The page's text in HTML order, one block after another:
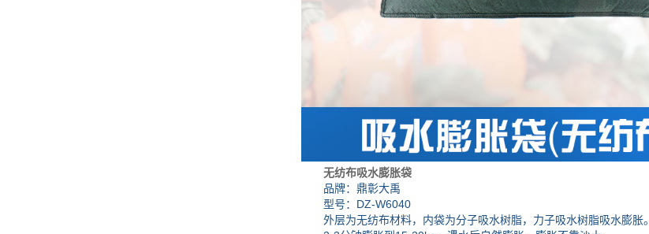
无纺布吸水膨胀袋
品牌：鼎彰大禹
型号：DZ-W6040
外层为无纺布材料，内袋为分子吸水树脂，力子吸水树脂吸水膨胀。